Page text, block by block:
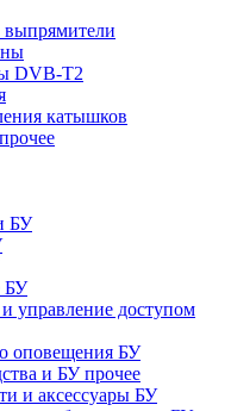
DVB-T2
катышков
БУ
БУ
управление доступом
оповещения БУ
и БУ прочее
и аксессуары БУ